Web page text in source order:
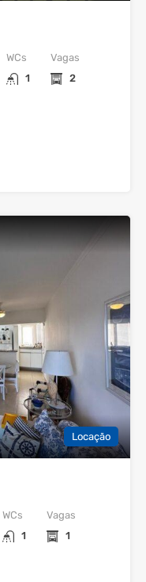
WCs
1
Vagas
2
Locação
WCs
1
Vagas
1